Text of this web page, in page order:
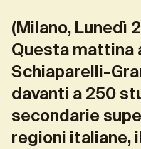
(Milano, Lunedì
Questa mattina
Schiaparelli-
davanti a 250
secondarie
regioni italiane,